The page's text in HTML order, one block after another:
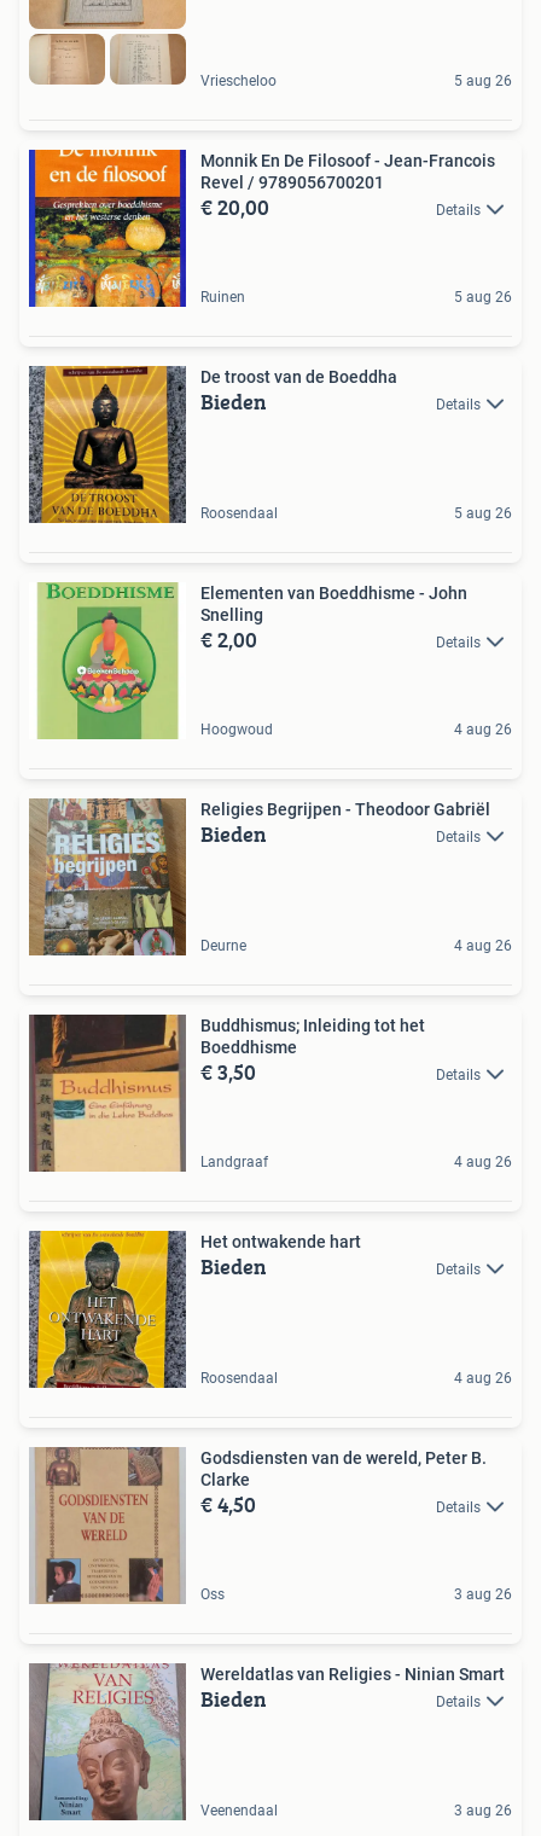
Vriescheloo 5 aug 26
Monnik En De Filosoof - Jean-Francois
Revel / 9789056700201
€ 20,00 Details
Ruinen 5 aug 26
De troost van de Boeddha
Bieden Details
Roosendaal 5 aug 26
Elementen van Boeddhisme - John
Snelling
€ 2,00 Details
Hoogwoud 4 aug 26
Religies Begrijpen - Theodoor Gabriël
Bieden Details
Deurne 4 aug 26
Buddhismus; Inleiding tot het
Boeddhisme
€ 3,50 Details
Landgraaf 4 aug 26
Het ontwakende hart
Bieden Details
Roosendaal 4 aug 26
Godsdiensten van de wereld, Peter B.
Clarke
€ 4,50 Details
Oss 3 aug 26
Wereldatlas van Religies - Ninian Smart
Bieden Details
Veenendaal 3 aug 26